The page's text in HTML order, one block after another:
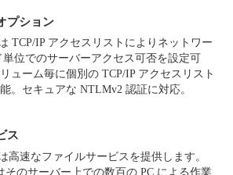
プション
TCP/IP アクセスリストによりネットワー
単位でのサーバーアクセス可否を設定可
ューム毎に個別の TCP/IP アクセスリスト
。セキュアな NTLMv2 認証に対応。
ス
高速なファイルサービスを提供します。
そのサーバー上での数百の PC による作業